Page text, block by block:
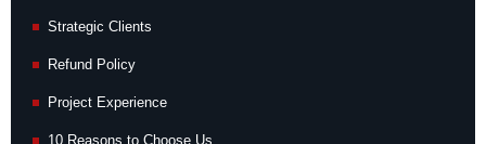
Strategic Clients
Refund Policy
Project Experience
10 Reasons to Choose Us